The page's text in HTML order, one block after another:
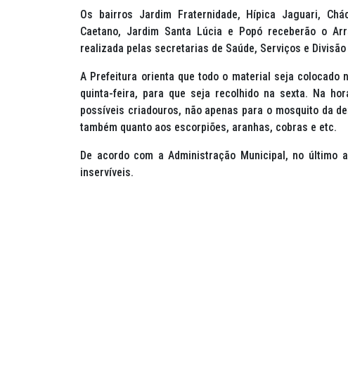
Os bairros Jardim Fraternidade, Hípica Jaguari,
Caetano, Jardim Santa Lúcia e Popó receberão o
realizada pelas secretarias de Saúde, Serviços e
A Prefeitura orienta que todo o material seja colocado
quinta-feira, para que seja recolhido na sexta. Na
possíveis criadouros, não apenas para o mosquito da
também quanto aos escorpiões, aranhas, cobras e etc.
De acordo com a Administração Municipal, no
inservíveis.